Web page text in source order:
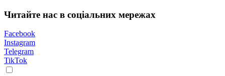
Читайте нас в соціальних мережах
Facebook
Instagram
Telegram
TikTok